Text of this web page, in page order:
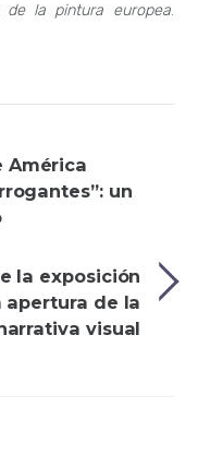
la pintura europea.
América
un
la exposición
apertura de la
visual